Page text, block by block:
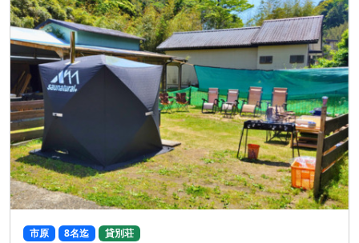
市原 8名迄 貸別荘